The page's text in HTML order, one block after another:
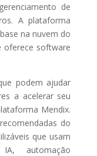
de
A plataforma
na nuvem do
oferece software
podem ajudar
a acelerar seu
Mendix.
do
que usam
automação